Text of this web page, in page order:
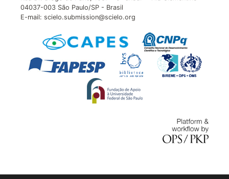
04037-003 São Paulo/SP - Brasil
E-mail: scielo.submission@scielo.org